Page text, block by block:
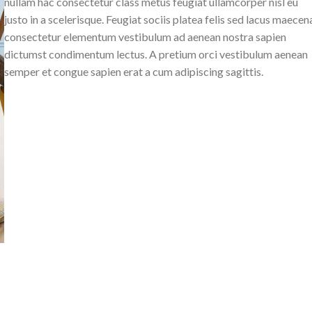
justo in a scelerisque. Feugiat sociis platea felis sed lacus
consectetur elementum vestibulum ad aenean nostra sapien
dictumst condimentum lectus. A pretium orci vestibulum aenean
semper et congue sapien erat a cum adipiscing sagittis.